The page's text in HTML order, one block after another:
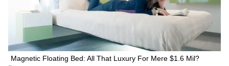
Magnetic Floating Bed: All That Luxury For Mere $1.6 Mil?